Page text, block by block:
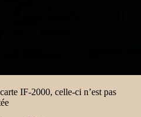
IF-2000, celle-ci n’est pas